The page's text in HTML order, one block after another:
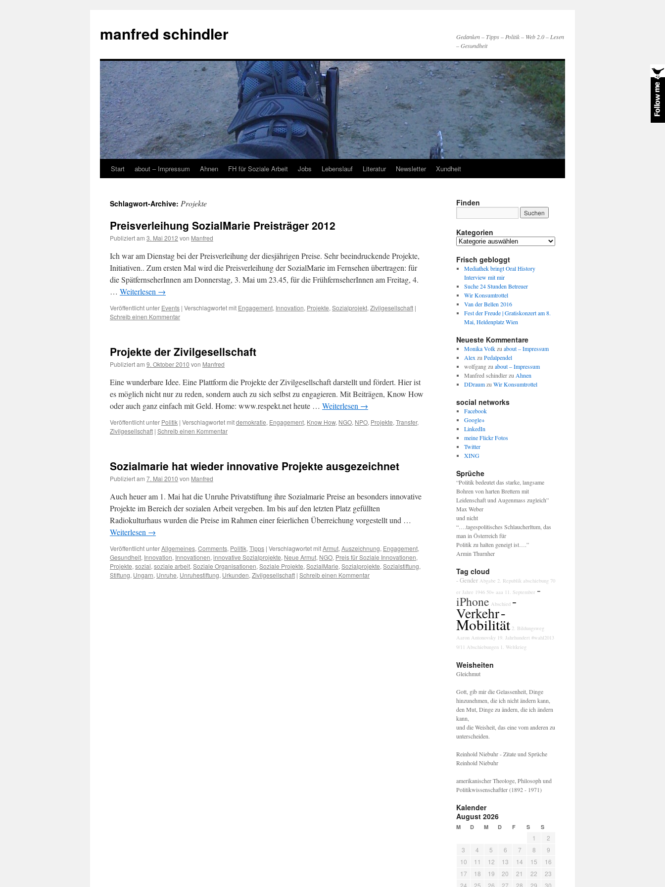
manfred schindler
Gedanken – Tipps – Politik – Web 2.0 – Lesen
– Gesundheit
Zum
springen
Start about – Impressum Ahnen FH für Soziale Arbeit Jobs Lebenslauf Literatur Newsletter Xundheit
Schlagwort-Archive: Projekte
Preisverleihung SozialMarie Preisträger 2012
Publiziert am 3. Mai 2012 von Manfred
Ich war am Dienstag bei der Preisverleihung der diesjährigen Preise. Sehr beeindruckende Projekte,
Initiativen.. Zum ersten Mal wird die Preisverleihung der SozialMarie im Fernsehen übertragen: für
die SpätfernseherInnen am Donnerstag, 3. Mai um 23.45, für die FrühfernseherInnen am Freitag, 4.
… Weiterlesen →
Veröffentlicht unter Events | Verschlagwortet mit Engagement, Innovation, Projekte, Sozialprojekt, Zivilgesellschaft |
Schreib einen Kommentar
Projekte der Zivilgesellschaft
Publiziert am 9. Oktober 2010 von Manfred
Eine wunderbare Idee. Eine Plattform die Projekte der Zivilgesellschaft darstellt und fördert. Hier ist
es möglich nicht nur zu reden, sondern auch zu sich selbst zu engagieren. Mit Beiträgen, Know How
oder auch ganz einfach mit Geld. Home: www.respekt.net heute … Weiterlesen →
Veröffentlicht unter Politik | Verschlagwortet mitdemokratie, Engagement, Know How, NGO, NPO, Projekte, Transfer,
Zivilgesellschaft | Schreib einen Kommentar
Sozialmarie hat wieder innovative Projekte ausgezeichnet
Publiziert am 7. Mai 2010 von Manfred
Auch heuer am 1. Mai hat die Unruhe Privatstiftung ihre Sozialmarie Preise an besonders innovative
Projekte im Bereich der sozialen Arbeit vergeben. Im bis auf den letzten Platz gefüllten
Radiokulturhaus wurden die Preise im Rahmen einer feierlichen Überreichung vorgestellt und …
Weiterlesen →
Veröffentlicht unterAllgemeines, Comments, Politik, Tipps | Verschlagwortet mitArmut, Auszeichnung, Engagement,
Gesundheit, Innovation, Innovationen, innovative Sozialprojekte, Neue Armut, NGO, Preis für Soziale Innovationen,
Projekte, sozial, soziale arbeit, Soziale Organisationen, Soziale Projekte, SozialMarie, Sozialprojekte, Sozialstiftung,
Stiftung, Ungarn, Unruhe, Unruhestiftung, Urkunden, Zivilgesellschaft | Schreib einen Kommentar
Finden
Kategorien
Kategorien
Frisch gebloggt
Mediathek bringt Oral History
Interview mit mir
Suche 24 Stunden Betreuer
Wir Konsumtrottel
Van der Bellen 2016
Fest der Freude | Gratiskonzert am 8.
Mai, Heldenplatz Wien
Neueste Kommentare
Monika Volkzu about – Impressum
Alex zu Pedalpendel
wolfgangzu about – Impressum
Manfred schindlerzu Ahnen
DDraumzu Wir Konsumtrottel
social networks
Facebook
Google+
LinkedIn
meine Flickr Fotos
Twitter
XING
Sprüche
“Politik bedeutet das starke, langsame
Bohren von harten Brettern mit
Leidenschaft und Augenmass zugleich”
Max Weber
und nicht
“….tagespolitisches Schlaucherltum, das
man in Österreich für
Politik zu halten geneigt ist….”
Armin Thurnher
Tag cloud
- Gender Abgabe 2. Republik abschiebung 70
er Jahre 1946 50+ aaa 11. September -
iPhone Abschied -
Verkehr-
Mobilität 2. Bildungsweg
Aaron Antonovsky 19. Jahrhundert #wahl2013
9/11 Abschiebungen 1. Weltkrieg
Weisheiten
Gleichmut
Gott, gib mir die Gelassenheit, Dinge
hinzunehmen, die ich nicht ändern kann,
den Mut, Dinge zu ändern, die ich ändern
kann,
und die Weisheit, das eine vom anderen zu
unterscheiden.
Reinhold Niebuhr - Zitate und Sprüche
Reinhold Niebuhr
amerikanischer Theologe, Philosoph und
Politikwissenschaftler (1892 - 1971)
Kalender
August 2026
M D M D F S S
1
2
3
4 5 6 7 8
9
10
11 12 13 14 15
16
17
18 19 20 21 22
23
24
25 26 27 28 29 30